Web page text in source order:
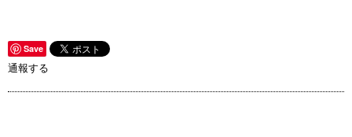
Save
通報する